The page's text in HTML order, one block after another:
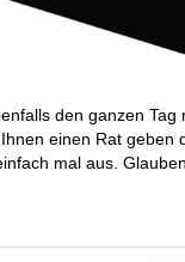
den ganzen Tag
einen Rat geben
mal aus.